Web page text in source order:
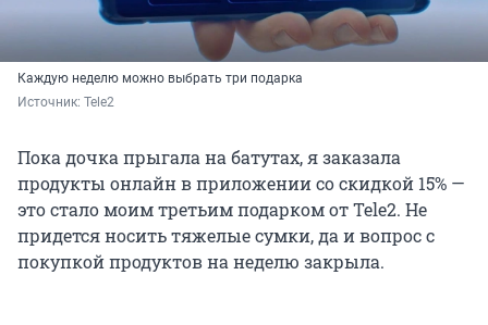
Каждую неделю можно выбрать три подарка
Источник: Tele2
Пока дочка прыгала на батутах, я заказала
продукты онлайн в приложении со скидкой 15% —
это стало моим третьим подарком от Tele2. Не
придется носить тяжелые сумки, да и вопрос с
покупкой продуктов на неделю закрыла.